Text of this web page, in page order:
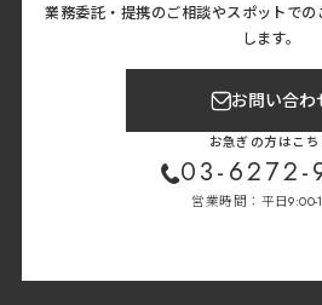
業務委託・提携のご相談やスポットで
します。
お問い合わ
お急ぎの方はこち
03-6272-
営業時間：平日9:00-